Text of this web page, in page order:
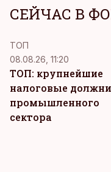
СЕЙЧАС В
ТОП
08.08.26, 11:20
ТОП: крупнейшие
налоговые
промышленного
сектора